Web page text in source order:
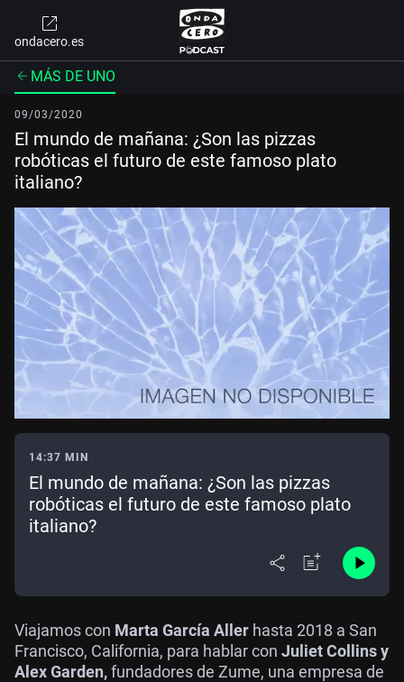
ondacero.es
MÁS DE UNO
09/03/2020
El mundo de mañana: ¿Son las pizzas
robóticas el futuro de este famoso plato
italiano?
14:37 MIN
El mundo de mañana: ¿Son las pizzas
robóticas el futuro de este famoso plato
italiano?
Viajamos con Marta García Aller hasta 2018 a San
Francisco, California, para hablar con Juliet Collins y
Alex Garden,fundadores de Zume, una empresa de